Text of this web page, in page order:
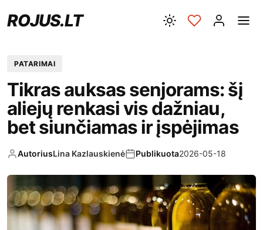
ROJUS.LT
PATARIMAI
Tikras auksas senjorams: šį
aliejų renkasi vis dažniau,
bet siunčiamas ir įspėjimas
AutoriusLina Kazlauskienė Publikuota2026-05-18